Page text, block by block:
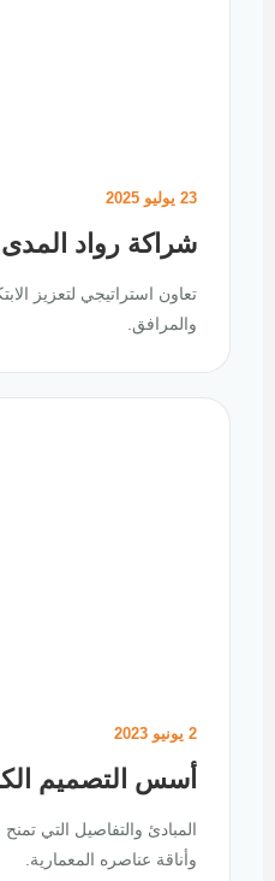
23 يوليو 2025
شراكة رواد المدى وBVGI Arabia
تعاون استراتيجي لتعزيز
والمرافق.
أسس التصميم
المبادئ والتفاصيل التي
وأناقة عناصره المعمارية.